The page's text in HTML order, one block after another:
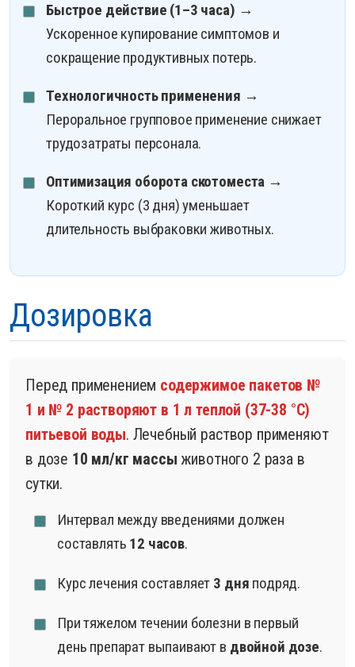
Быстрое действие (1–3 часа) →
Ускоренное купирование симптомов и
сокращение продуктивных потерь.
Технологичность применения →
Пероральное групповое применение снижает
трудозатраты персонала.
Оптимизация оборота скотоместа →
Короткий курс (3 дня) уменьшает
длительность выбраковки животных.
Дозировка
Перед применением содержимое пакетов №
1 и № 2 растворяют в 1 л теплой (37-38 °С)
питьевой воды. Лечебный раствор применяют
в дозе 10 мл/кг массы животного 2 раза в
сутки.
Интервал между введениями должен
составлять 12 часов.
Курс лечения составляет 3 дня подряд.
При тяжелом течении болезни в первый
день препарат выпаивают в двойной дозе.